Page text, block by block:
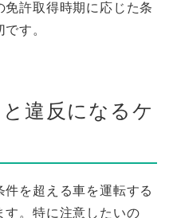
免許取得時期に応じた条
す。
違反になるケ
を超える車を運転する
す。特に注意したいの